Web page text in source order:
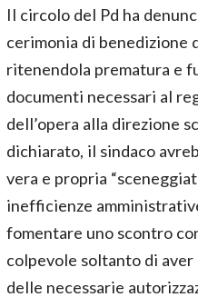
Il circolo del Pd ha
cerimonia di benedizione
ritenendola prematura e
documenti necessari al
dell’opera alla direzione
dichiarato, il sindaco
vera e propria
inefficienze
fomentare uno scontro
colpevole soltanto di aver
delle necessarie